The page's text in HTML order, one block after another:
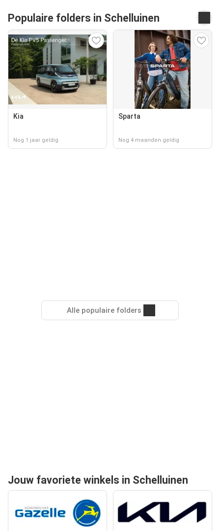
Populaire folders in Schelluinen
Kia
Nog 1 jaar geldig
Sparta
Nog 4 maanden geldig
Alle populaire folders
Jouw favoriete winkels in Schelluinen